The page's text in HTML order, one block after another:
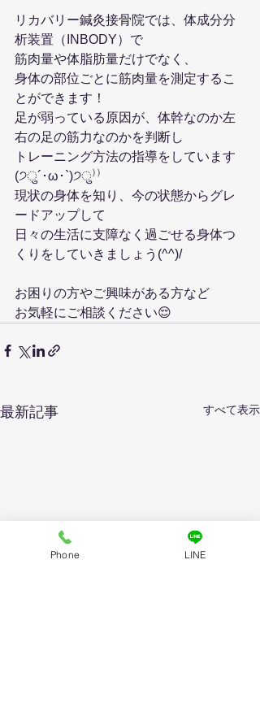
リカバリー鍼灸接骨院では、体成分分
析装置（INBODY）で
筋肉量や体脂肪量だけでなく、
身体の部位ごとに筋肉量を測定するこ
とができます！
足が弱っている原因が、体幹なのか左
右の足の筋力なのかを判断し
トレーニング方法の指導をしています
(੭ु´･ω･`)੭ु⁾⁾
現状の身体を知り、今の状態からグレ
ードアップして
日々の生活に支障なく過ごせる身体つ
くりをしていきましょう(^^)/
お困りの方やご興味がある方など
お気軽にご相談ください😌
最新記事 すべて表示
Phone LINE